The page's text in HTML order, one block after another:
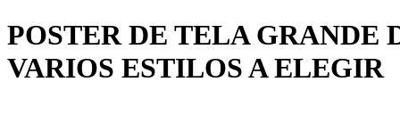
POSTER DE TELA GRANDE
VARIOS ESTILOS A ELEGIR